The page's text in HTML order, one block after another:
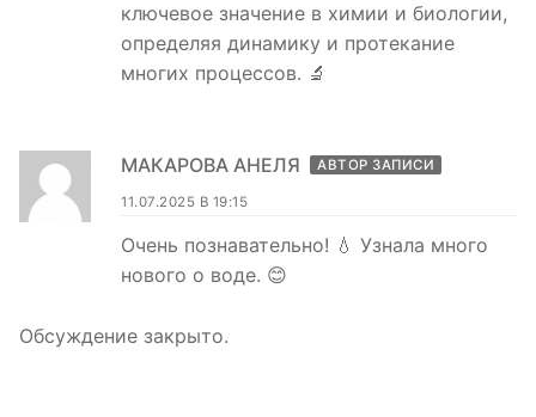
ключевое значение в химии и биологии,
определяя динамику и протекание
многих процессов. 🔬
МАКАРОВА АНЕЛЯ АВТОР ЗАПИСИ
11.07.2025 В 19:15
Очень познавательно! 💧 Узнала много
нового о воде. 😊
Обсуждение закрыто.